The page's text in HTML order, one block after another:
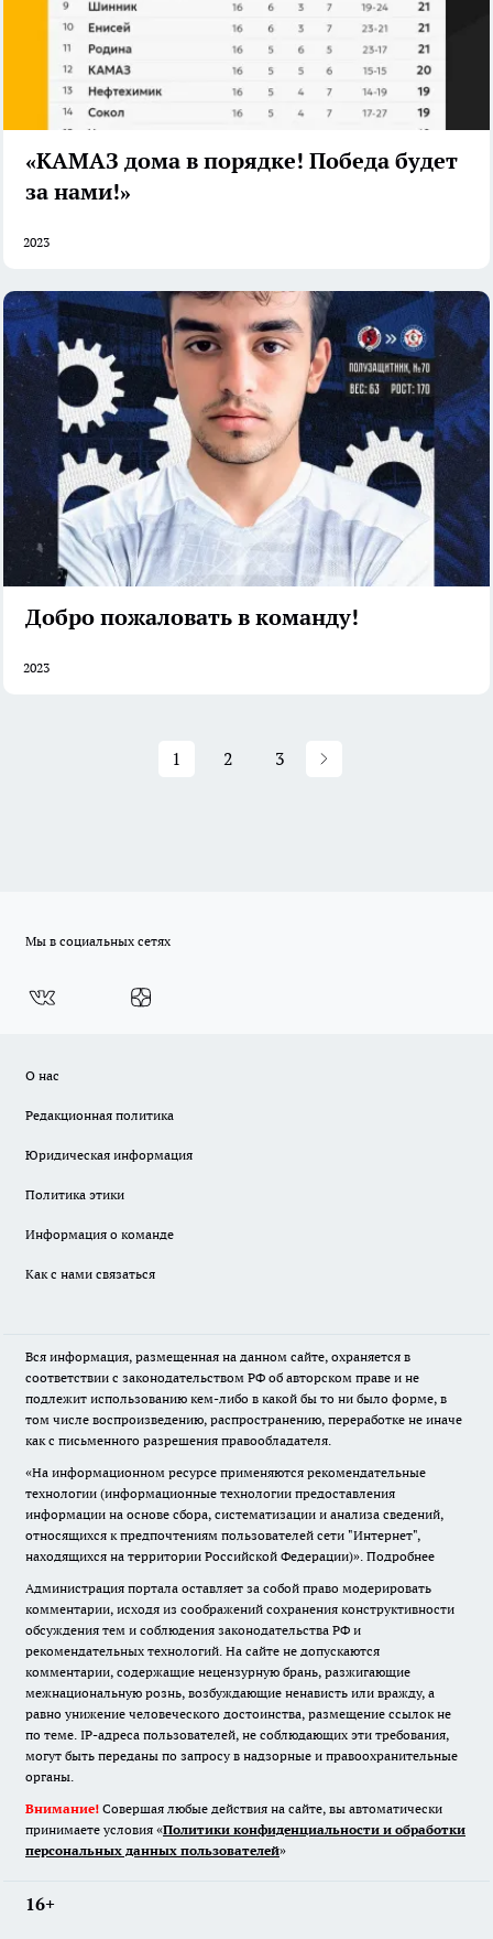
«КАМАЗ дома в порядке! Победа будет
за нами!»
2023
Добро пожаловать в команду!
2023
1 2 3
Мы в социальных сетях
О нас
Редакционная политика
Юридическая информация
Политика этики
Информация о команде
Как с нами связаться
Вся информация, размещенная на данном сайте, охраняется в
соответствии с законодательством РФ об авторском праве и не
подлежит использованию кем-либо в какой бы то ни было форме, в
том числе воспроизведению, распространению, переработке не иначе
как с письменного разрешения правообладателя.
«На информационном ресурсе применяются рекомендательные
технологии (информационные технологии предоставления
информации на основе сбора, систематизации и анализа сведений,
относящихся к предпочтениям пользователей сети "Интернет",
находящихся на территории Российской Федерации)». Подробнее
Администрация портала оставляет за собой право модерировать
комментарии, исходя из соображений сохранения конструктивности
обсуждения тем и соблюдения законодательства РФ и
рекомендательных технологий. На сайте не допускаются
комментарии, содержащие нецензурную брань, разжигающие
межнациональную рознь, возбуждающие ненависть или вражду, а
равно унижение человеческого достоинства, размещение ссылок не
по теме. IP-адреса пользователей, не соблюдающих эти требования,
могут быть переданы по запросу в надзорные и правоохранительные
органы.
Внимание! Совершая любые действия на сайте, вы автоматически
принимаете условия «Политики конфиденциальности и обработки
персональных данных пользователей»
16+